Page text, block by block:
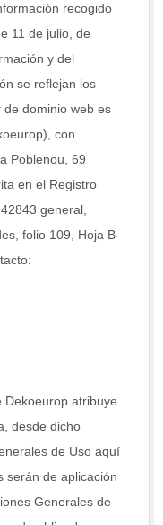
recogido
11 de julio, de
y del
se reflejan los
dominio web es
con
Poblenou, 69
en el Registro
general,
folio 109, Hoja B-
Dekoeurop atribuye
desde dicho
de Uso aquí
serán de aplicación
Generales de